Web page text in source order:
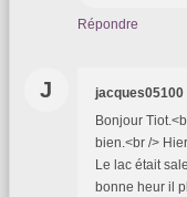
Répondre
J jacques05100
Bonjour
bien.<br />
Le lac était
bonne heur il